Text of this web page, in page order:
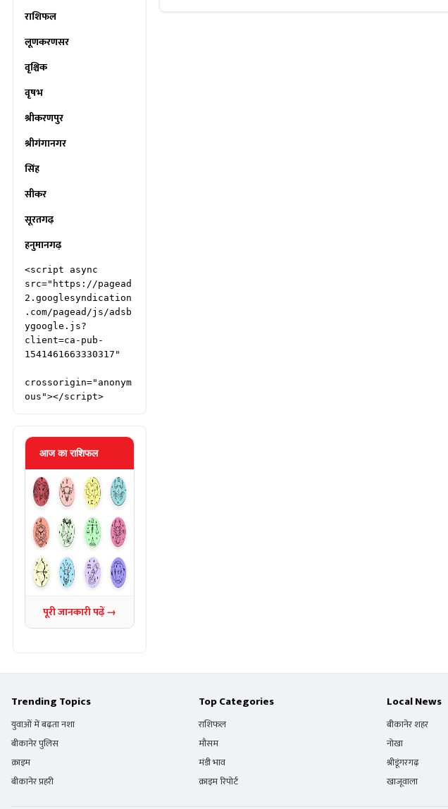
राशिफल
लूणकरणसर
वृश्चिक
वृषभ
श्रीकरणपुर
श्रीगंगानगर
सिंह
सीकर
सूरतगढ़
हनुमानगढ़
<script async
src="https://pagead
2.googlesyndication
.com/pagead/js/adsb
ygoogle.js?
client=ca-pub-
1541461663330317"
crossorigin="anonym
ous"></script>
आज का राशिफल
पूरी जानकारी पढ़ें →
Trending Topics
युवाओं में बढ़ता नशा
बीकानेर पुलिस
क्राइम
बीकानेर प्रहरी
Top Categories
राशिफल
मौसम
मंडी भाव
क्राइम रिपोर्ट
Local News
बीकानेर शहर
नोखा
श्रीडूंगरगढ़
खाजूवाला